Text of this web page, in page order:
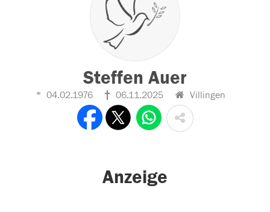
Steffen Auer
04.02.1976 06.11.2025 Villingen
Anzeige